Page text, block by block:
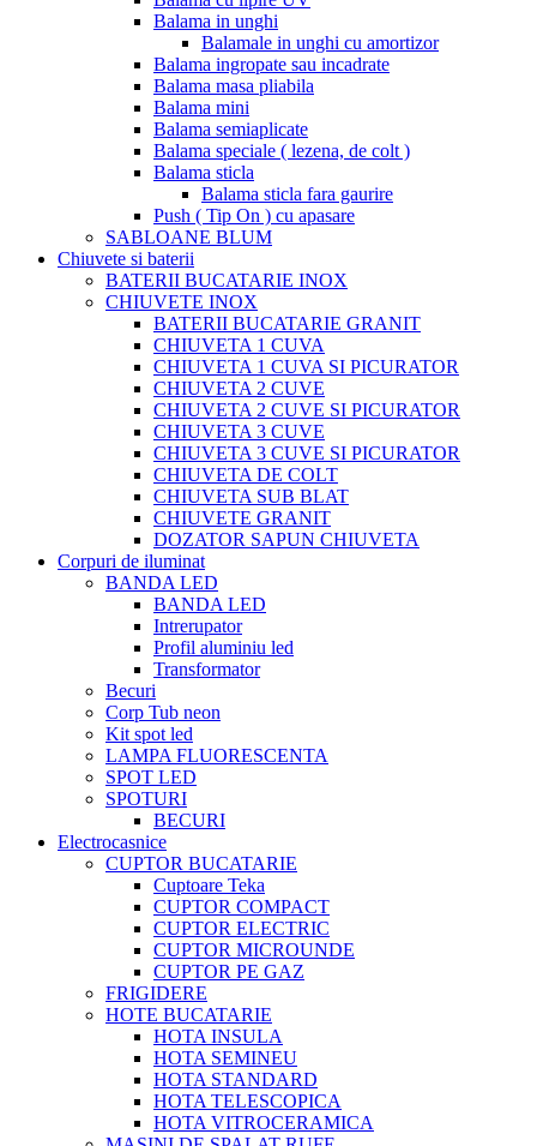
Balama in unghi
Balamale in unghi cu amortizor
Balama ingropate sau incadrate
Balama masa pliabila
Balama mini
Balama semiaplicate
Balama speciale ( lezena, de colt )
Balama sticla
Balama sticla fara gaurire
Push ( Tip On ) cu apasare
SABLOANE BLUM
Chiuvete si baterii
BATERII BUCATARIE INOX
CHIUVETE INOX
BATERII BUCATARIE GRANIT
CHIUVETA 1 CUVA
CHIUVETA 1 CUVA SI PICURATOR
CHIUVETA 2 CUVE
CHIUVETA 2 CUVE SI PICURATOR
CHIUVETA 3 CUVE
CHIUVETA 3 CUVE SI PICURATOR
CHIUVETA DE COLT
CHIUVETA SUB BLAT
CHIUVETE GRANIT
DOZATOR SAPUN CHIUVETA
Corpuri de iluminat
BANDA LED
BANDA LED
Intrerupator
Profil aluminiu led
Transformator
Becuri
Corp Tub neon
Kit spot led
LAMPA FLUORESCENTA
SPOT LED
SPOTURI
BECURI
Electrocasnice
CUPTOR BUCATARIE
Cuptoare Teka
CUPTOR COMPACT
CUPTOR ELECTRIC
CUPTOR MICROUNDE
CUPTOR PE GAZ
FRIGIDERE
HOTE BUCATARIE
HOTA INSULA
HOTA SEMINEU
HOTA STANDARD
HOTA TELESCOPICA
HOTA VITROCERAMICA